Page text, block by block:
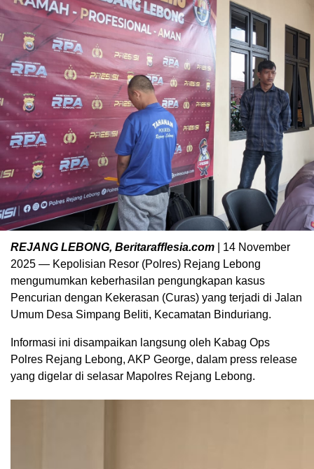
REJANG LEBONG, Beritarafflesia.com | 14 November
2025 — Kepolisian Resor (Polres) Rejang Lebong
mengumumkan keberhasilan pengungkapan kasus
Pencurian dengan Kekerasan (Curas) yang terjadi di Jalan
Umum Desa Simpang Beliti, Kecamatan Binduriang.
Informasi ini disampaikan langsung oleh Kabag Ops
Polres Rejang Lebong, AKP George, dalam press release
yang digelar di selasar Mapolres Rejang Lebong.